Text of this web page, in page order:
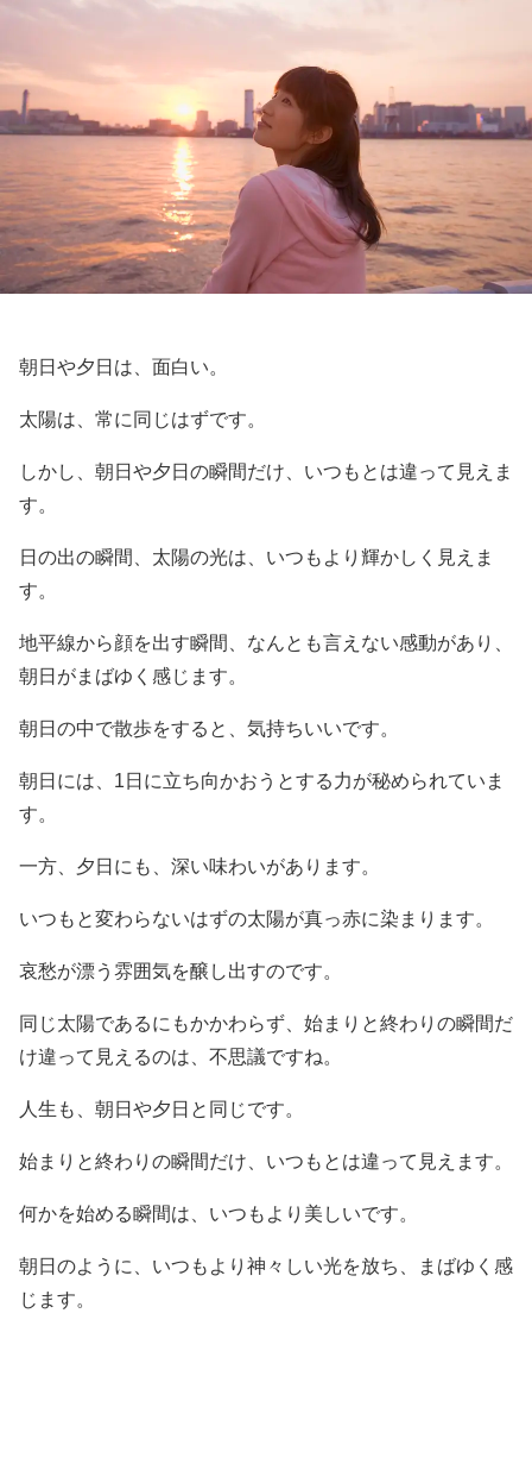
朝日や夕日は、面白い。
太陽は、常に同じはずです。
しかし、朝日や夕日の瞬間だけ、いつもとは違って見えま
す。
日の出の瞬間、太陽の光は、いつもより輝かしく見えま
す。
地平線から顔を出す瞬間、なんとも言えない感動があり、
朝日がまばゆく感じます。
朝日の中で散歩をすると、気持ちいいです。
朝日には、1日に立ち向かおうとする力が秘められていま
す。
一方、夕日にも、深い味わいがあります。
いつもと変わらないはずの太陽が真っ赤に染まります。
哀愁が漂う雰囲気を醸し出すのです。
同じ太陽であるにもかかわらず、始まりと終わりの瞬間だ
け違って見えるのは、不思議ですね。
人生も、朝日や夕日と同じです。
始まりと終わりの瞬間だけ、いつもとは違って見えます。
何かを始める瞬間は、いつもより美しいです。
朝日のように、いつもより神々しい光を放ち、まばゆく感
じます。